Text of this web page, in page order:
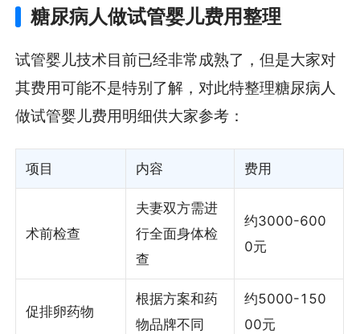
糖尿病人做试管婴儿费用整理
试管婴儿技术目前已经非常成熟了，但是大家对
其费用可能不是特别了解，对此特整理糖尿病人
做试管婴儿费用明细供大家参考：
项目 内容 费用
术前检查
夫妻双方需进
行全面身体检
查
约3000-600
0元
促排卵药物
根据方案和药
物品牌不同
约5000-150
00元